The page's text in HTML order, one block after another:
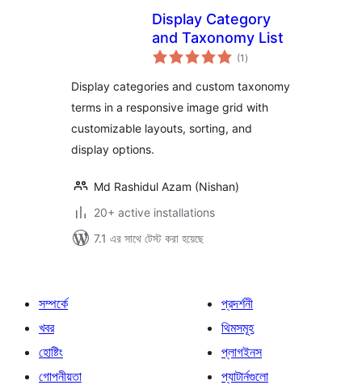
Display Category
and Taxonomy List
(1 total
ratings
)
Display categories and custom taxonomy
terms in a responsive image grid with
customizable layouts, sorting, and
display options.
Md Rashidul Azam (Nishan)
20+ active installations
7.1 এর সাথে টেস্ট করা হয়েছে
সম্পর্কে
খবর
হোষ্টিং
গোপনীয়তা
প্রদর্শনী
থিমসমূহ
প্লাগইনস
প্যাটার্নগুলো